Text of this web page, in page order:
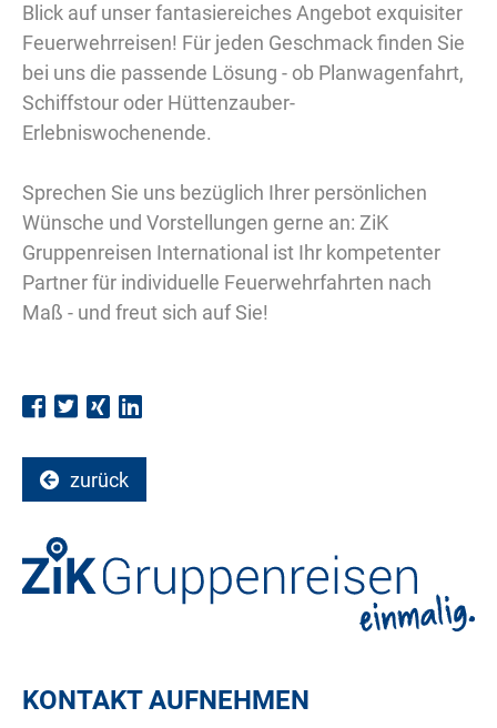
Blick auf unser fantasiereiches Angebot exquisiter
Feuerwehrreisen! Für jeden Geschmack finden Sie
bei uns die passende Lösung - ob Planwagenfahrt,
Schiffstour oder Hüttenzauber-
Erlebniswochenende.
Sprechen Sie uns bezüglich Ihrer persönlichen
Wünsche und Vorstellungen gerne an: ZiK
Gruppenreisen International ist Ihr kompetenter
Partner für individuelle Feuerwehrfahrten nach
Maß - und freut sich auf Sie!
zurück
KONTAKT AUFNEHMEN